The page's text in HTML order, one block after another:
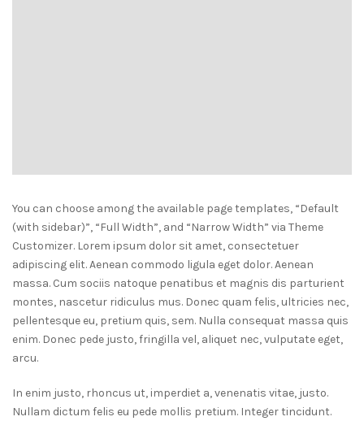
You can choose among the available page templates, “Default
(with sidebar)”, “Full Width”, and “Narrow Width” via Theme
Customizer. Lorem ipsum dolor sit amet, consectetuer
adipiscing elit. Aenean commodo ligula eget dolor. Aenean
massa. Cum sociis natoque penatibus et magnis dis parturient
montes, nascetur ridiculus mus. Donec quam felis, ultricies nec,
pellentesque eu, pretium quis, sem. Nulla consequat massa quis
enim. Donec pede justo, fringilla vel, aliquet nec, vulputate eget,
arcu.
In enim justo, rhoncus ut, imperdiet a, venenatis vitae, justo.
Nullam dictum felis eu pede mollis pretium. Integer tincidunt.